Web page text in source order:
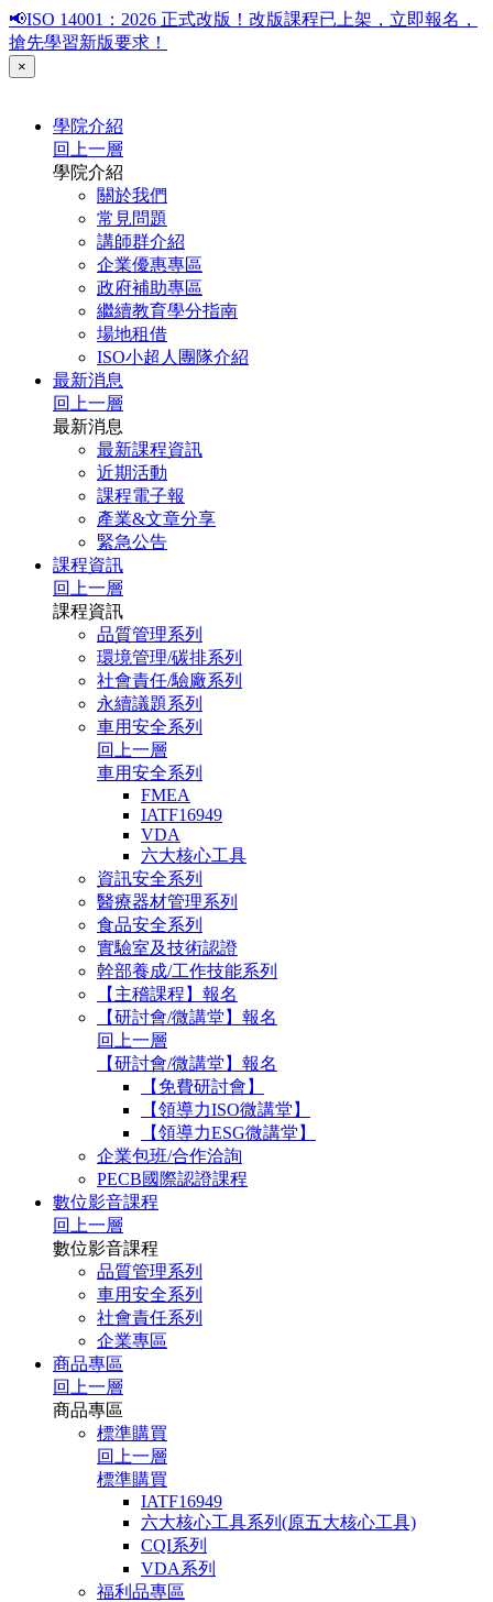
📢ISO 14001：2026 正式改版！改版課程已上架，立即報名，
搶先學習新版要求！
×
學院介紹
回上一層
學院介紹
關於我們
常見問題
講師群介紹
企業優惠專區
政府補助專區
繼續教育學分指南
場地租借
ISO小超人團隊介紹
最新消息
回上一層
最新消息
最新課程資訊
近期活動
課程電子報
產業&文章分享
緊急公告
課程資訊
回上一層
課程資訊
品質管理系列
環境管理/碳排系列
社會責任/驗廠系列
永續議題系列
車用安全系列
回上一層
車用安全系列
FMEA
IATF16949
VDA
六大核心工具
資訊安全系列
醫療器材管理系列
食品安全系列
實驗室及技術認證
幹部養成/工作技能系列
【主稽課程】報名
【研討會/微講堂】報名
回上一層
【研討會/微講堂】報名
【免費研討會】
【領導力ISO微講堂】
【領導力ESG微講堂】
企業包班/合作洽詢
PECB國際認證課程
數位影音課程
回上一層
數位影音課程
品質管理系列
車用安全系列
社會責任系列
企業專區
商品專區
回上一層
商品專區
標準購買
回上一層
標準購買
IATF16949
六大核心工具系列(原五大核心工具)
CQI系列
VDA系列
福利品專區